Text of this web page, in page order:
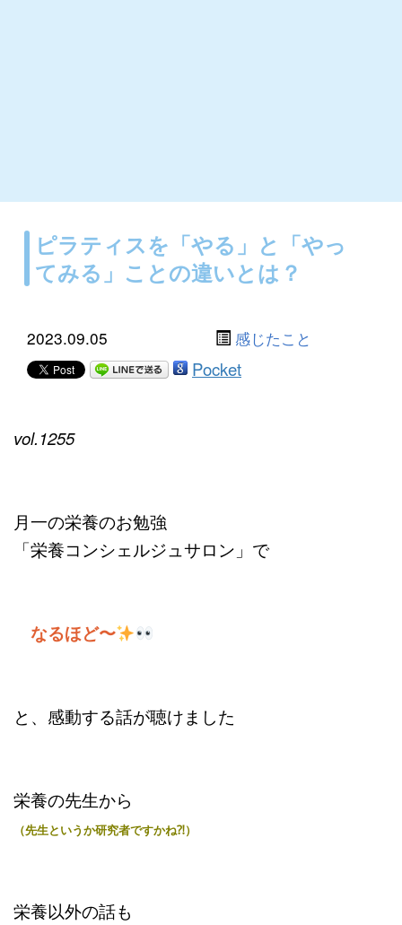
ピラティスを「やる」と「やっ
てみる」ことの違いとは？
2023.09.05 感じたこと
Pocket
vol.1255
月一の栄養のお勉強
「栄養コンシェルジュサロン」で
なるほど〜
と、感動する話が聴けました
栄養の先生から
（先生というか研究者ですかね⁈）
栄養以外の話も